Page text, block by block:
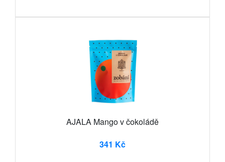
AJALA Mango v čokoládě
341 Kč